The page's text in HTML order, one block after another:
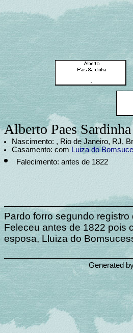
Alberto Paes Sardinha
Nascimento: , Rio de Janeiro, RJ,
Casamento: com Luiza do
Falecimento: antes de 1822
Pardo forro segundo
Feleceu antes de 1822 pois
esposa, Lluiza do
Generated